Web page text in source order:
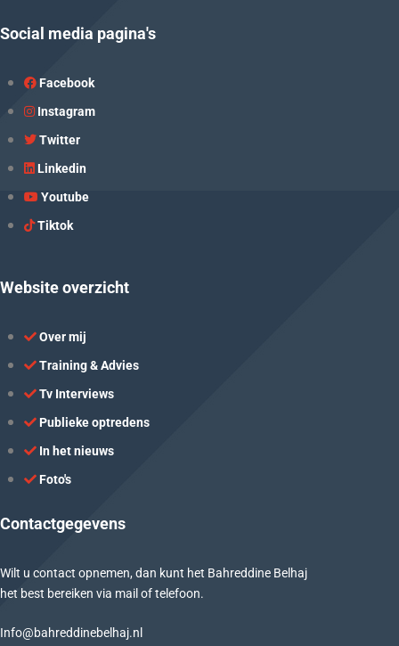
Social media pagina's
Facebook
Instagram
Twitter
Linkedin
Youtube
Tiktok
Website overzicht
Over mij
Training & Advies
Tv Interviews
Publieke optredens
In het nieuws
Foto's
Contactgegevens
Wilt u contact opnemen, dan kunt het Bahreddine Belhaj
het best bereiken via mail of telefoon.
Info@bahreddinebelhaj.nl